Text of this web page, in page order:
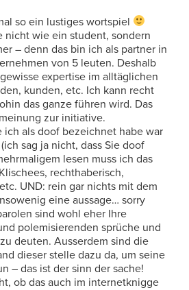
so ein lustiges wortspiel
nicht wie ein student, sondern
– denn das bin ich als partner in
von 5 leuten. Deshalb
expertise im alltäglichen
kunden, etc. Ich kann recht
das ganze führen wird. Das
zur initiative.
ich als doof bezeichnet habe war
sag ja nicht, dass Sie doof
lesen muss ich das
rechthaberisch,
UND: rein gar nichts mit dem
eine aussage… sorry
sind wohl eher Ihre
polemisierenden sprüche und
deuten. Ausserdem sind die
dieser stelle dazu da, um seine
– das ist der sinn der sache!
ob das auch im internetknigge